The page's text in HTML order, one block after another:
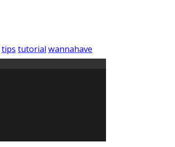
tips tutorial wannahave